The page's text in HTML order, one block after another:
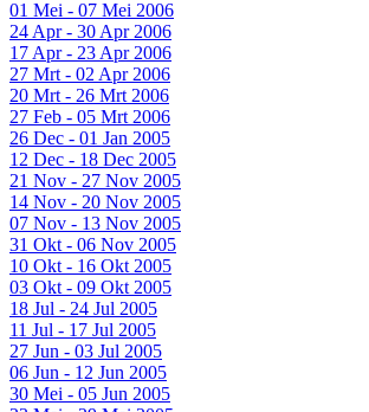
01 Mei - 07 Mei 2006
24 Apr - 30 Apr 2006
17 Apr - 23 Apr 2006
27 Mrt - 02 Apr 2006
20 Mrt - 26 Mrt 2006
27 Feb - 05 Mrt 2006
26 Dec - 01 Jan 2005
12 Dec - 18 Dec 2005
21 Nov - 27 Nov 2005
14 Nov - 20 Nov 2005
07 Nov - 13 Nov 2005
31 Okt - 06 Nov 2005
10 Okt - 16 Okt 2005
03 Okt - 09 Okt 2005
18 Jul - 24 Jul 2005
11 Jul - 17 Jul 2005
27 Jun - 03 Jul 2005
06 Jun - 12 Jun 2005
30 Mei - 05 Jun 2005